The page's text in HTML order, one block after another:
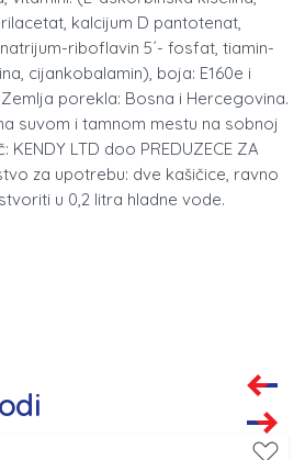
kalcijum D pantotenat,
riboflavin 5´- fosfat, tiamin-
cijankobalamin), boja: E160e i
Zemlja porekla: Bosna i Hercegovina.
suvom i tamnom mestu na sobnoj
LTD doo PREDUZECE ZA
za upotrebu: dve kašičice, ravno
u 0,2 litra hladne vode.